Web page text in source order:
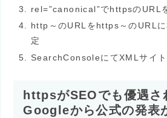
rel=”canonical”でhttpsのURL
http～のURLをhttps～のURL
定
SearchConsoleにてXMLサイ
httpsがSEOでも優遇さ
Googleから公式の発表